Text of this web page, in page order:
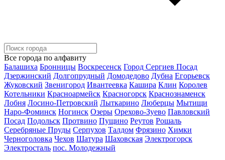
Все города по алфавиту
Балашиха Бронницы Воскресенск Город Сергиев Посад
Дзержинский Долгопрудный Домодедово Дубна Егорьевск
Жуковский Звенигород Ивантеевка Кашира Клин Королев
Котельники Красноармейск Красногорск Краснознаменск
Лобня Лосино-Петровский Лыткарино Люберцы Мытищи
Наро-Фоминск Ногинск Озеры Орехово-Зуево Павловский
Посад Подольск Протвино Пущино Реутов Рошаль
Серебряные Пруды Серпухов Талдом Фрязино Химки
Черноголовка Чехов Шатура Шаховская Электрогорск
Электросталь пос. Молодежный